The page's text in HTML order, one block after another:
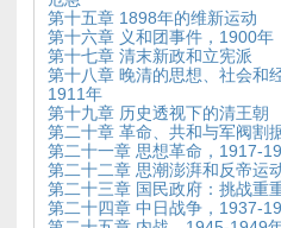
第十五章 1898年的维新运动
第十六章 义和团事件，1900年
第十七章 清末新政和立宪派
第十八章 晚清的思想、社会和
1911年
第十九章 历史透视下的清王朝
第二十章 革命、共和与军阀割
第二十一章 思想革命，1917-
第二十二章 思潮澎湃和反帝运
第二十三章 国民政府：挑战重
第二十四章 中日战争，1937-